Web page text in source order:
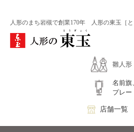
人形のまち岩槻で創業170年 人形の東玉［と
雛人形
名前旗
プレー
店舗一覧